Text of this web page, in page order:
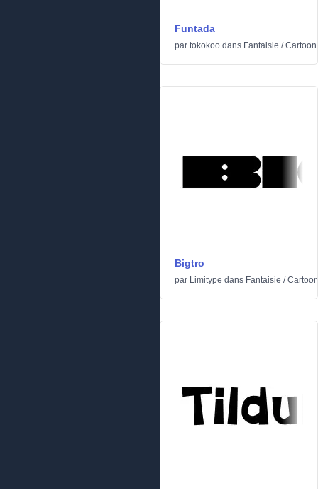
Funtada
par tokokoo dans Fantaisie /Cartoon
Bigtro
par Limitype dans Fantaisie /Cartoon